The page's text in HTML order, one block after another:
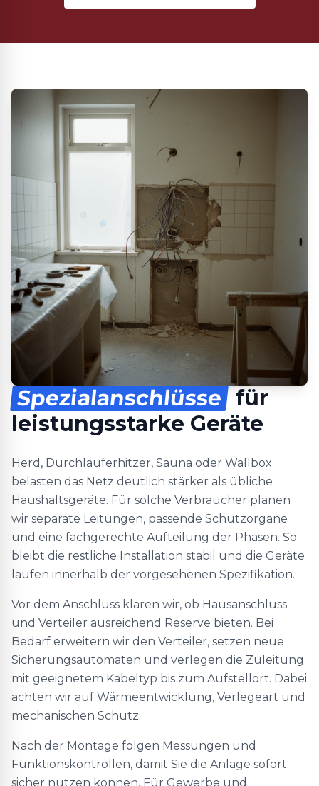
Spezialanschlüsse für
leistungsstarke Geräte
Herd, Durchlauferhitzer, Sauna oder Wallbox
belasten das Netz deutlich stärker als übliche
Haushaltsgeräte. Für solche Verbraucher planen
wir separate Leitungen, passende Schutzorgane
und eine fachgerechte Aufteilung der Phasen. So
bleibt die restliche Installation stabil und die Geräte
laufen innerhalb der vorgesehenen Spezifikation.
Vor dem Anschluss klären wir, ob Hausanschluss
und Verteiler ausreichend Reserve bieten. Bei
Bedarf erweitern wir den Verteiler, setzen neue
Sicherungsautomaten und verlegen die Zuleitung
mit geeignetem Kabeltyp bis zum Aufstellort. Dabei
achten wir auf Wärmeentwicklung, Verlegeart und
mechanischen Schutz.
Nach der Montage folgen Messungen und
Funktionskontrollen, damit Sie die Anlage sofort
sicher nutzen können. Für Gewerbe und